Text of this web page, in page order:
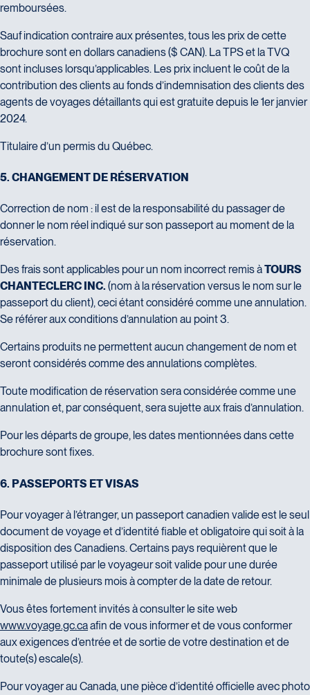
remboursées.
Sauf indication contraire aux présentes, tous les prix de cette
brochure sont en dollars canadiens ($ CAN). La TPS et la TVQ
sont incluses lorsqu’applicables. Les prix incluent le coût de la
contribution des clients au fonds d’indemnisation des clients des
agents de voyages détaillants qui est gratuite depuis le 1er janvier
2024.
Titulaire d’un permis du Québec.
5. CHANGEMENT DE RÉSERVATION
Correction de nom : il est de la responsabilité du passager de
donner le nom réel indiqué sur son passeport au moment de la
réservation.
Des frais sont applicables pour un nom incorrect remis àTOURS
CHANTECLERC INC. (nom à la réservation versus le nom sur le
passeport du client), ceci étant considéré comme une annulation.
Se référer aux conditions d’annulation au point 3.
Certains produits ne permettent aucun changement de nom et
seront considérés comme des annulations complètes.
Toute modification de réservation sera considérée comme une
annulation et, par conséquent, sera sujette aux frais d’annulation.
Pour les départs de groupe, les dates mentionnées dans cette
brochure sont fixes.
6. PASSEPORTS ETVISAS
Pour voyager à l’étranger, un passeport canadien valide est le seul
document de voyage et d’identité fiable et obligatoire qui soit à la
disposition des Canadiens. Certains pays requièrent que le
passeport utilisé par le voyageur soit valide pour une durée
minimale de plusieurs mois à compter de la date de retour.
Vous êtes fortement invités à consulter le site web
www.voyage.gc.caafin de vous informer et de vous conformer
aux exigences d’entrée et de sortie de votre destination et de
toute(s) escale(s).
Pour voyager au Canada, une pièce d’identité officielle avec photo